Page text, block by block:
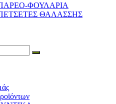
ΦΟΥΛΑΡΙΑ
ΘΑΛΑΣΣΗΣ